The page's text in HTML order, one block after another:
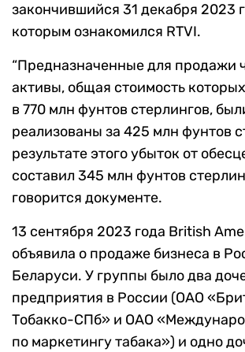
закончившийся 31 декабря 2023
которым ознакомился RTVI.
“Предназначенные для продажи
активы, общая стоимость
в 770 млн фунтов стерлингов,
реализованы за 425 млн фунтов
результате этого убыток от
составил 345 млн фунтов
говорится документе.
13 сентября 2023 года British
объявила о продаже бизнеса в
Беларуси. У группы было два
предприятия в России (ОАО
Тобакко-СПб» и ОАО
по маркетингу табака») и одно